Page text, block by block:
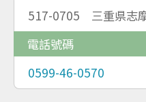
517-0705 三重県志
電話號碼
0599-46-0570